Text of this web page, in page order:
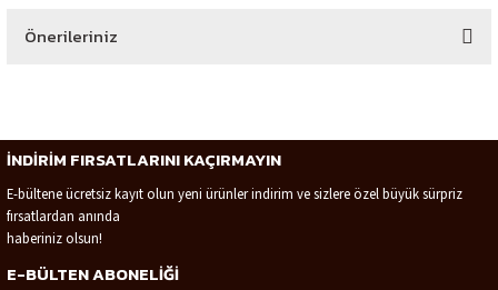
Önerileriniz
iletebilirsiniz.
Görüş ve önerileriniz için teşekkür ederiz.
Ürün resmi kalitesiz, bozuk veya görüntülenemiyor.
Ürün açıklamasında eksik bilgiler bulunuyor.
Ürün bilgilerinde hatalar bulunuyor.
İNDİRİM FIRSATLARINI KAÇIRMAYIN
E-bültene ücretsiz kayıt olun yeni ürünler indirim ve sizlere özel büyük sürpriz
fırsatlardan anında
haberiniz olsun!
E-BÜLTEN ABONELİĞİ